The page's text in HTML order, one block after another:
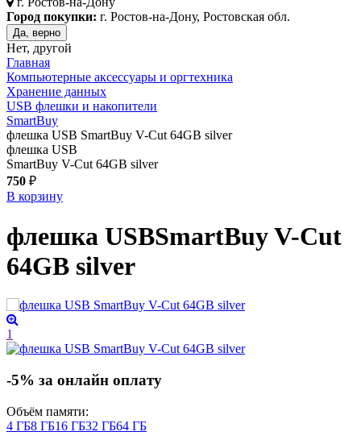
Город покупки: г. Ростов-на-Дону, Ростовская обл.
Да, верно
Нет, другой
Главная
Компьютерные аксессуары и оргтехника
Хранение данных
USB флешки и накопители
SmartBuy
флешка USB SmartBuy V-Cut 64GB silver
флешка USB
SmartBuy V-Cut 64GB silver
750 ₽
В корзину
флешка USBSmartBuy V-Cut
64GB silver
1
-5% за онлайн оплату
Объём памяти:
4 ГБ8 ГБ16 ГБ32 ГБ64 ГБ